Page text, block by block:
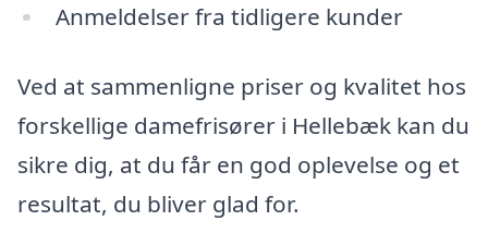
Anmeldelser fra tidligere kunder
Ved at sammenligne priser og kvalitet hos
forskellige damefrisører i Hellebæk kan du
sikre dig, at du får en god oplevelse og et
resultat, du bliver glad for.